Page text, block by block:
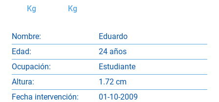
Kg Kg
Nombre:
Eduardo
Edad:
24 años
Ocupación:
Estudiante
Altura:
1.72 cm
Fecha intervención:
01-10-2009